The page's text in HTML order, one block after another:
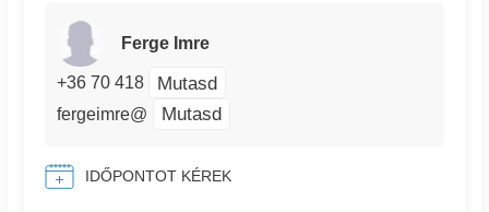
Ferge Imre
+36 70 418 Mutasd
fergeimre@ Mutasd
IDŐPONTOT KÉREK